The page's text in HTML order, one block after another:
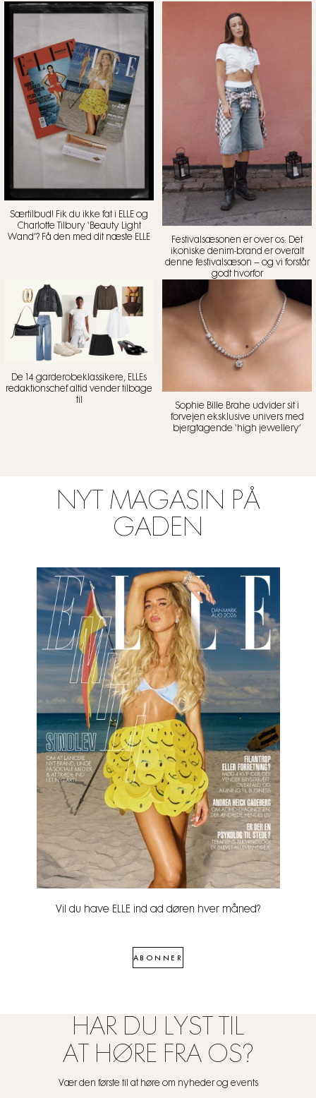
Særtilbud! Fik du ikke fat i ELLE og
Charlotte Tilbury ‘Beauty Light
Wand’? Få den med dit næste ELLE
Festivalsæsonen er over os: Det
ikoniske denim-brand er overalt
denne festivalsæson – og vi forstår
godt hvorfor
De 14 garderobeklassikere, ELLEs
redaktionschef altid vender tilbage
til
Sophie Bille Brahe udvider sit i
forvejen eksklusive univers med
bjergtagende ‘high jewellery’
NYT MAGASIN PÅ
GADEN
Vil du have ELLE ind ad døren hver måned?
ABONNER
HAR DU LYST TIL
AT HØRE FRA OS?
Vær den første til at høre om nyheder og events